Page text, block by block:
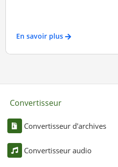
En savoir plus
Convertisseur
Convertisseur d'archives
Convertisseur audio